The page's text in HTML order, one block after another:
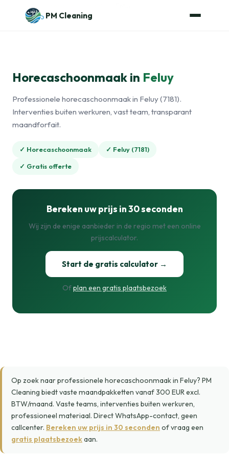
Naar de inhoud
PM Cleaning
Horecaschoonmaak in Feluy
Professionele horecaschoonmaak in Feluy (7181).
Interventies buiten werkuren, vast team, transparant
maandforfait.
✓ Horecaschoonmaak ✓ Feluy (7181)
✓ Gratis offerte
Bereken uw prijs in 30 seconden
Wij zijn de enige aanbieder in de regio met een online
prijscalculator.
Start de gratis calculator →
Ofplan een gratis plaatsbezoek
Op zoek naar professionele horecaschoonmaak in Feluy? PM
Cleaning biedt vaste maandpakketten vanaf 300 EUR excl.
BTW/maand. Vaste teams, interventies buiten werkuren,
professioneel materiaal. Direct WhatsApp-contact, geen
callcenter. Bereken uw prijs in 30 seconden of vraag een
gratis plaatsbezoekaan.